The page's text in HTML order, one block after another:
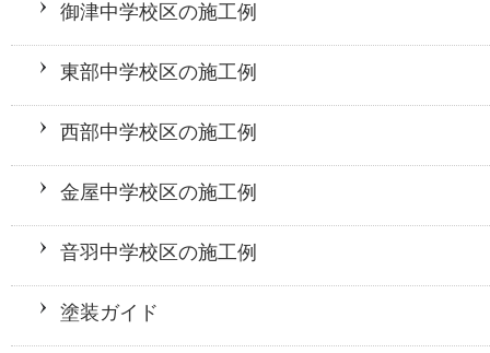
御津中学校区の施工例
東部中学校区の施工例
西部中学校区の施工例
金屋中学校区の施工例
音羽中学校区の施工例
塗装ガイド